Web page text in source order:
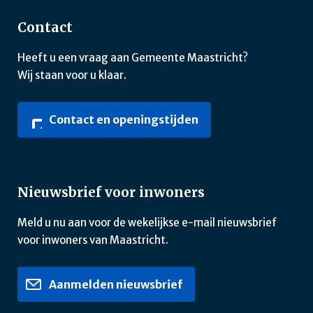
Contact
Heeft u een vraag aan Gemeente Maastricht?
Wij staan voor u klaar.
Contact en openingstijden
Nieuwsbrief voor inwoners
Meld u nu aan voor de wekelijkse e-mail nieuwsbrief
voor inwoners van Maastricht.
Aanmelden nieuwsbrief